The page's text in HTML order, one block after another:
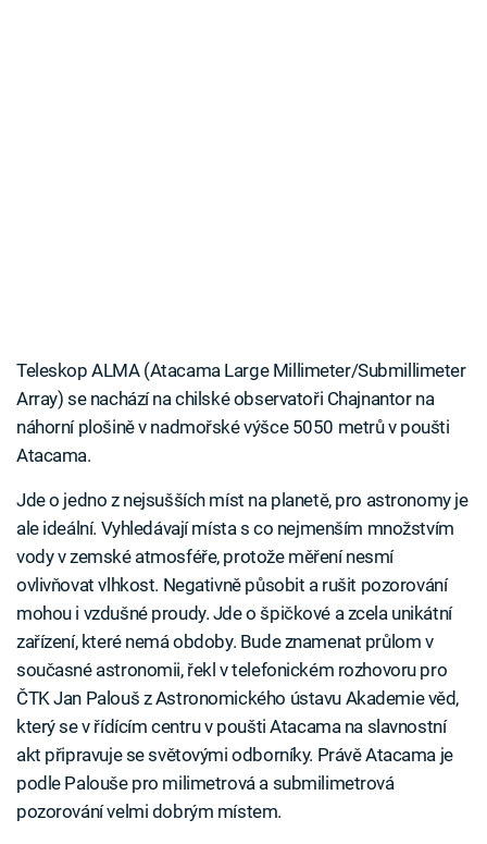
Teleskop ALMA (Atacama Large Millimeter/Submillimeter
Array) se nachází na chilské observatoři Chajnantor na
náhorní plošině v nadmořské výšce 5050 metrů v poušti
Atacama.
Jde o jedno z nejsušších míst na planetě, pro astronomy je
ale ideální. Vyhledávají místa s co nejmenším množstvím
vody v zemské atmosféře, protože měření nesmí
ovlivňovat vlhkost. Negativně působit a rušit pozorování
mohou i vzdušné proudy. Jde o špičkové a zcela unikátní
zařízení, které nemá obdoby. Bude znamenat průlom v
současné astronomii, řekl v telefonickém rozhovoru pro
ČTK Jan Palouš z Astronomického ústavu Akademie věd,
který se v řídícím centru v poušti Atacama na slavnostní
akt připravuje se světovými odborníky. Právě Atacama je
podle Palouše pro milimetrová a submilimetrová
pozorování velmi dobrým místem.